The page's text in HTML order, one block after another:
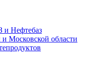
и Нефтебаз
Московской области